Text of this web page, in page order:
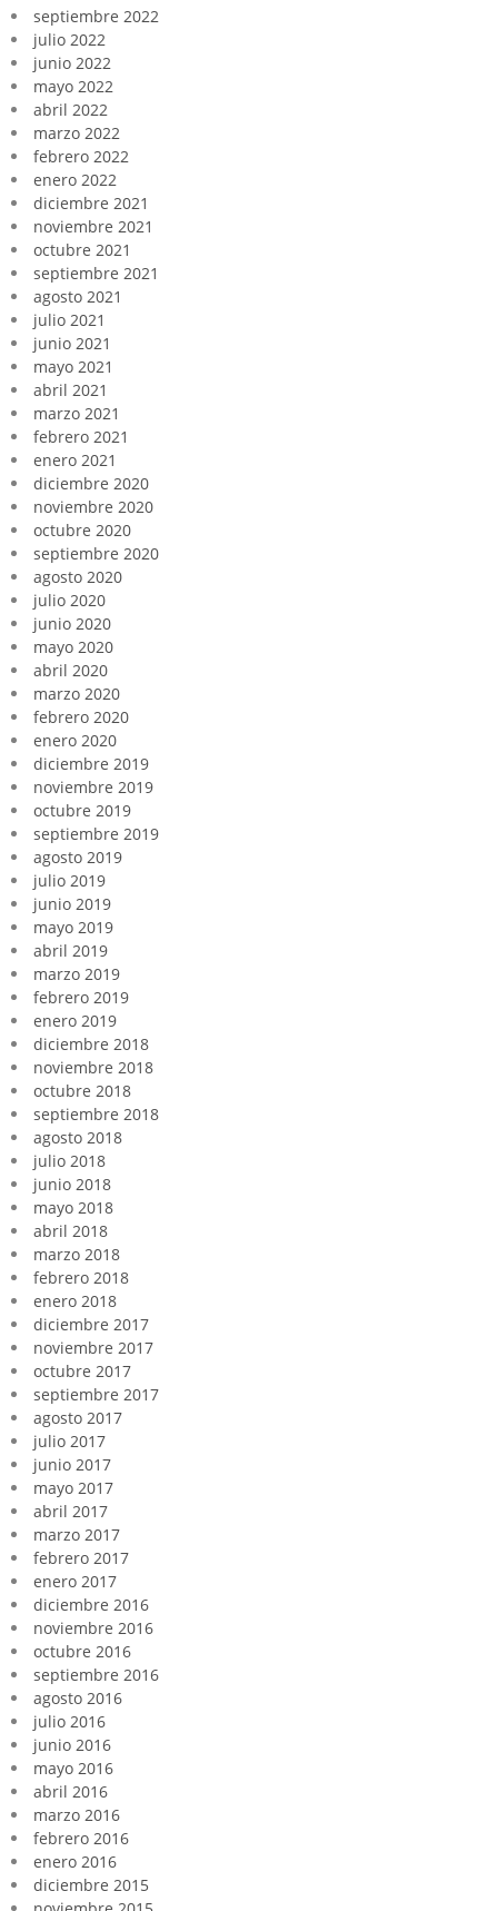
septiembre 2022
julio 2022
junio 2022
mayo 2022
abril 2022
marzo 2022
febrero 2022
enero 2022
diciembre 2021
noviembre 2021
octubre 2021
septiembre 2021
agosto 2021
julio 2021
junio 2021
mayo 2021
abril 2021
marzo 2021
febrero 2021
enero 2021
diciembre 2020
noviembre 2020
octubre 2020
septiembre 2020
agosto 2020
julio 2020
junio 2020
mayo 2020
abril 2020
marzo 2020
febrero 2020
enero 2020
diciembre 2019
noviembre 2019
octubre 2019
septiembre 2019
agosto 2019
julio 2019
junio 2019
mayo 2019
abril 2019
marzo 2019
febrero 2019
enero 2019
diciembre 2018
noviembre 2018
octubre 2018
septiembre 2018
agosto 2018
julio 2018
junio 2018
mayo 2018
abril 2018
marzo 2018
febrero 2018
enero 2018
diciembre 2017
noviembre 2017
octubre 2017
septiembre 2017
agosto 2017
julio 2017
junio 2017
mayo 2017
abril 2017
marzo 2017
febrero 2017
enero 2017
diciembre 2016
noviembre 2016
octubre 2016
septiembre 2016
agosto 2016
julio 2016
junio 2016
mayo 2016
abril 2016
marzo 2016
febrero 2016
enero 2016
diciembre 2015